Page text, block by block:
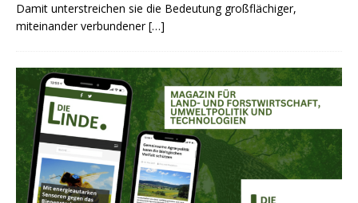
Damit unterstreichen sie die Bedeutung großflächiger,
miteinander verbundener[…]